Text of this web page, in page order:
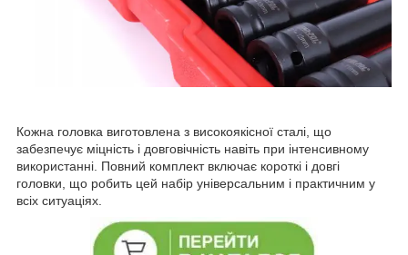
Кожна головка виготовлена з високоякісної сталі, що
забезпечує міцність і довговічність навіть при інтенсивному
використанні. Повний комплект включає короткі і довгі
головки, що робить цей набір універсальним і практичним у
всіх ситуаціях.